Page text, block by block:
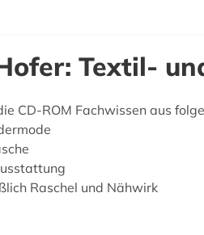
Textil-
CD-ROM Fachwissen aus
Raschel und Nähwirk